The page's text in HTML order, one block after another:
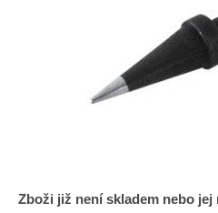
Zboži již není skladem nebo